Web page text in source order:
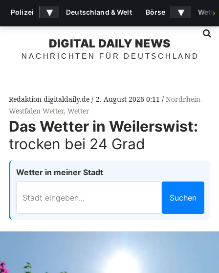
DIGITAL DAILY NEWS
NACHRICHTEN FÜR DEUTSCHLAND
Redaktion digitaldaily.de 2. August 2026 0:11
Nordrhein-
Westfalen Wetter, Wetter
Das Wetter in Weilerswist:
trocken bei 24 Grad
Wetter in meiner Stadt
Suchen
Polizei ▾ Deutschland & Welt Börse ▾ ›